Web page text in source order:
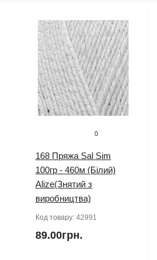
0
168 Пряжа Sal Sim
100гр - 460м (Білий)
Alize(Знятий з
виробництва)
Код товару: 42991
89.00грн.